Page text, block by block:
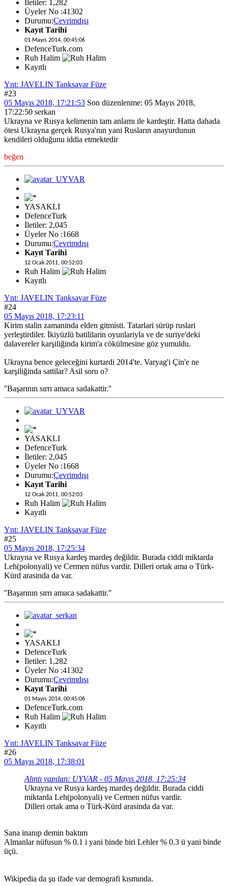
İletiler: 1,282
Üyeler No :41302
Durumu:Çevrimdışı
Kayıt Tarihi
01 Mayıs 2014, 00:45:06
DefenceTurk.com
Ruh Halim
Kayıtlı
Ynt: JAVELIN Tanksavar Füze
#23
05 Mayıs 2018, 17:21:53 Son düzenlenme: 05 Mayıs 2018,
17:22:50 serkan
Ukrayna ve Rusya kelimenin tam anlamı ile kardeştir. Hatta dahada
ötesi Ukrayna gerçek Rusya'nın yani Rusların anayurdunun
kendileri olduğunu iddia etmektedir
beğen
YASAKLI
DefenceTurk
İletiler: 2,045
Üyeler No :1668
Durumu:Çevrimdışı
Kayıt Tarihi
12 Ocak 2011, 00:52:03
Ruh Halim
Kayıtlı
Ynt: JAVELIN Tanksavar Füze
#24
05 Mayıs 2018, 17:23:11
Kirim stalin zamaninda elden gitmisti. Tatarlari sürüp ruslari
yerleştirdiler. İkiyüzlü batililarin oyunlariyla ve de suriye'deki
dalavereler karşiliğinda kirim'a cökülmesine göz yumuldu.
Ukrayna bence geleceğini kurtardi 2014'te. Varyag'i Çin'e ne
karşiliğinda sattilar? Asil soru o?
''Başarının sırrı amaca sadakattir.''
YASAKLI
DefenceTurk
İletiler: 2,045
Üyeler No :1668
Durumu:Çevrimdışı
Kayıt Tarihi
12 Ocak 2011, 00:52:03
Ruh Halim
Kayıtlı
Ynt: JAVELIN Tanksavar Füze
#25
05 Mayıs 2018, 17:25:34
Ukrayna ve Rusya kardeş mardeş değildir. Burada ciddi miktarda
Leh(polonyali) ve Cermen nüfus vardir. Dilleri ortak ama o Türk-
Kürd arasinda da var.
''Başarının sırrı amaca sadakattir.''
YASAKLI
DefenceTurk
İletiler: 1,282
Üyeler No :41302
Durumu:Çevrimdışı
Kayıt Tarihi
01 Mayıs 2014, 00:45:06
DefenceTurk.com
Ruh Halim
Kayıtlı
Ynt: JAVELIN Tanksavar Füze
#26
05 Mayıs 2018, 17:38:01
Alıntı yapılan: UYVAR - 05 Mayıs 2018, 17:25:34
Ukrayna ve Rusya kardeş mardeş değildir. Burada ciddi
miktarda Leh(polonyali) ve Cermen nüfus vardir.
Dilleri ortak ama o Türk-Kürd arasinda da var.
Sana inanıp demin baktım
Almanlar nüfusun % 0.1 i yani binde biri Lehler % 0.3 ü yani binde
üçü.
Wikipedia da şu ifade var demografi kısmında.